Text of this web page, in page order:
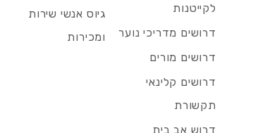
לקייטנות
דרושים מדריכי נוער
דרושים מורים
דרושים קלינאי
תקשורת
דרוש אב בית
גיוס אנשי שירות
ומכירות